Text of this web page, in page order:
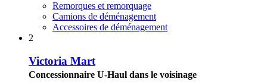
Remorques et remorquage
Camions de déménagement
Accessoires de déménagement
2
Victoria Mart
Concessionnaire U-Haul dans le voisinage